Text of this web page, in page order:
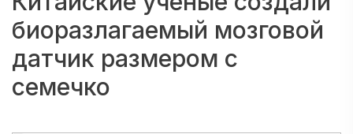
биоразлагаемый мозговой
датчик размером с
семечко